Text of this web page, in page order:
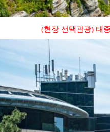
(현장 선택관광) 태